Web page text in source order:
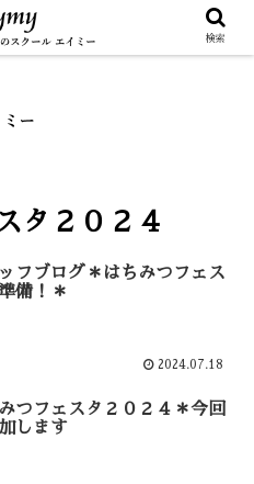
タ２０２４
フブログ＊はちみつフェス
備！＊
2024.07.18
つフェスタ２０２４＊今回
します
検索